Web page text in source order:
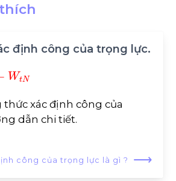
định công của trọng lực.
WtN
thức xác định công của
dẫn chi tiết.
công của trọng lực là gì ? ⟶